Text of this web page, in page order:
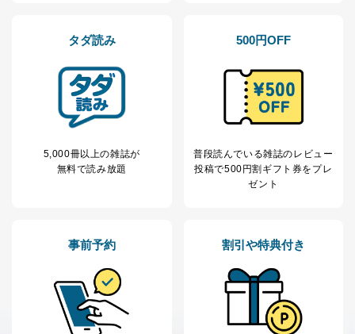
ー等にて公表する利用目的達成の
※上記の利用目的のうちNo.1～5については保有個人デ
ータ（開示対象個人情報）の利用目的であり、下記4.の
開示等のご請求に対応させていただきます。
なお、6、7については、パートナー（提携企業）様又は
ます。
ません。ただし、次の場合は除きます。
法令に基づく場合
人の生命､身体または財産の保護のために必要がある
場合であって、本人の同意を得ることが困難であると
き。
公衆衛生の向上または児童の健全な育成の推進のため
タダ読み
5,000冊以上の雑誌が
無料で読み放題
500円OFF
普段読んでいる雑誌のレビュー
投稿で500円割ギフト券をプレ
ゼント
事前予約 割引や特典付き